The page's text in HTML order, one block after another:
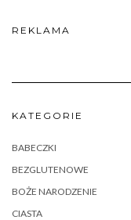
REKLAMA
KATEGORIE
BABECZKI
BEZGLUTENOWE
BOŻE NARODZENIE
CIASTA